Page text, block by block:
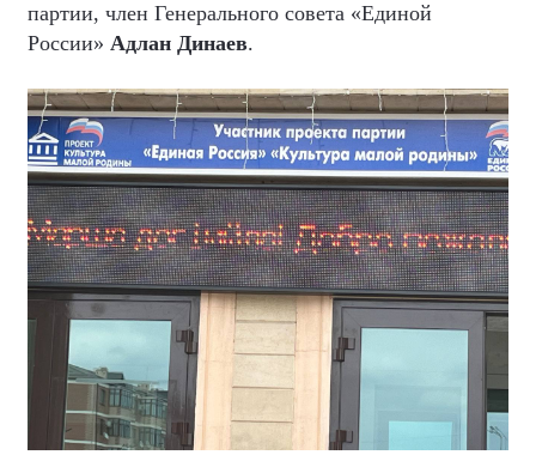
партии, член Генерального совета «Единой
России» Адлан Динаев.